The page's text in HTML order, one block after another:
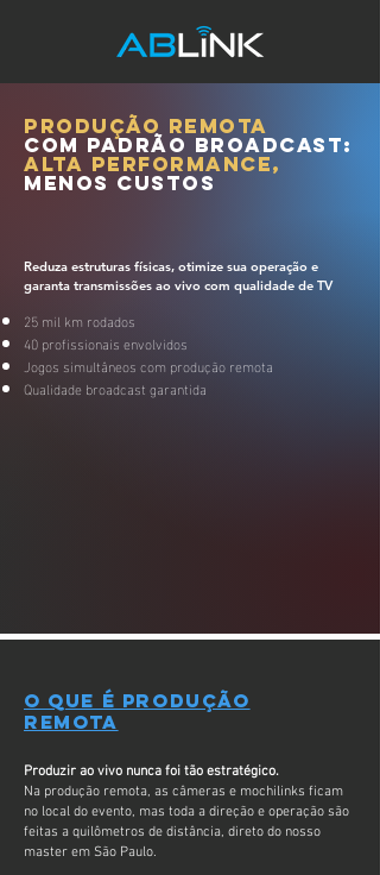
Produção remota
com padrão broadcast:
alta performance,
menos custos
Reduza estruturas físicas, otimize sua operação e
garanta transmissões ao vivo com qualidade de TV
25 mil km rodados
40 profissionais envolvidos
Jogos simultâneos com produção remota
Qualidade broadcast garantida
O que é produção
remota
Produzir ao vivo nunca foi tão estratégico.
Na produção remota, as câmeras e mochilinks ficam
no local do evento, mas toda a direção e operação são
feitas a quilômetros de distância, direto do nosso
master em São Paulo.